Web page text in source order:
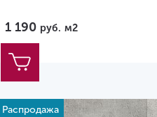
1 190 руб. м2
Распродажа